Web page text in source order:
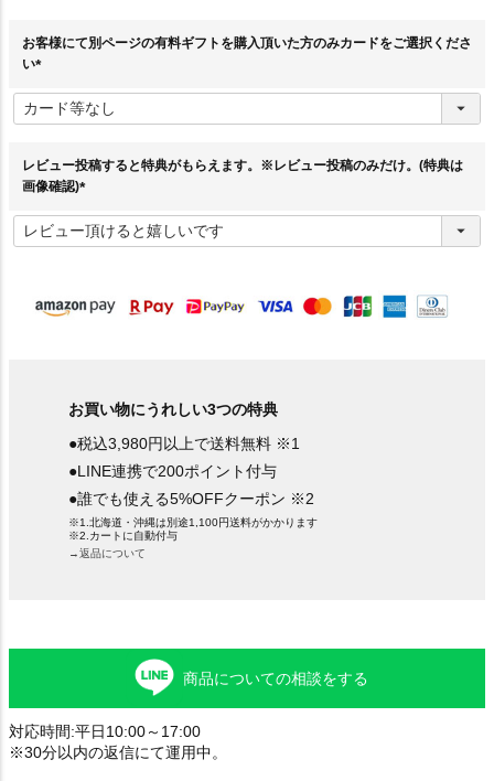
お客様にて別ページの有料ギフトを購入頂いた方のみカードをご選択くださ
い
必
須
レビュー投稿すると特典がもらえます。※レビュー投稿のみだけ。(特典は
画像確認)
必
須
お買い物にうれしい3つの特典
●税込3,980円以上で送料無料 ※1
●LINE連携で200ポイント付与
●誰でも使える5%OFFクーポン ※2
※1.北海道・沖縄は別途1,100円送料がかかります
※2.カートに自動付与
→返品について
商品についての相談をする
対応時間:平日10:00～17:00
※30分以内の返信にて運用中。